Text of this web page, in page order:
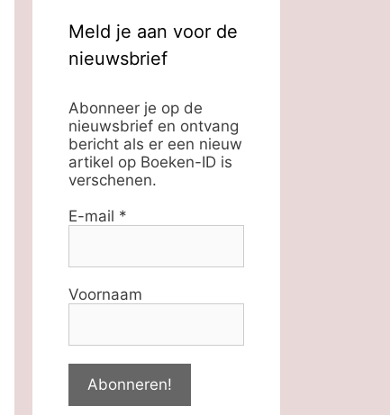
Meld je aan voor de
nieuwsbrief
Abonneer je op de
nieuwsbrief en ontvang
bericht als er een nieuw
artikel op Boeken-ID is
verschenen.
E-mail *
Voornaam